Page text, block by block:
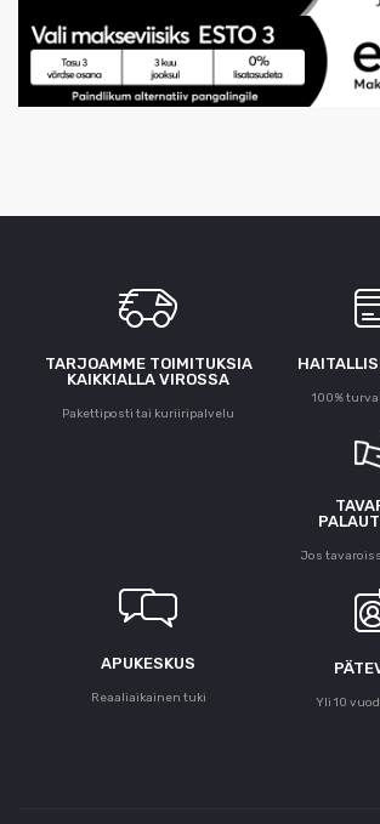
TARJOAMME TOIMITUKSIA
KAIKKIALLA VIROSSA
Pakettiposti tai kuriiripalvelu
100%
Jos
APUKESKUS
Reaaliaikainen tuki Yli 10